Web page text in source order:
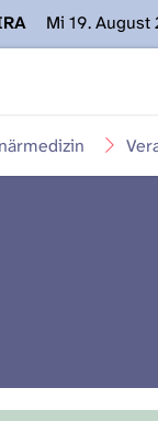
Mi 19.
stehen.